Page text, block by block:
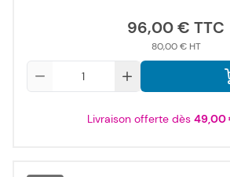
96,00 €
80,00 €
Livraison offerte dès 49,00